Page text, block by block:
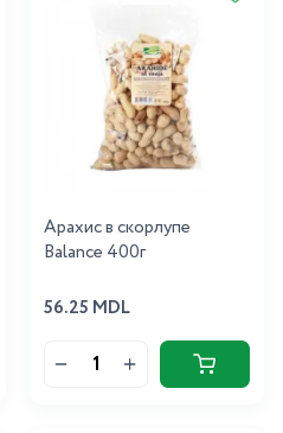
Арахис в скорлупе
Balance 400г
56.25 MDL